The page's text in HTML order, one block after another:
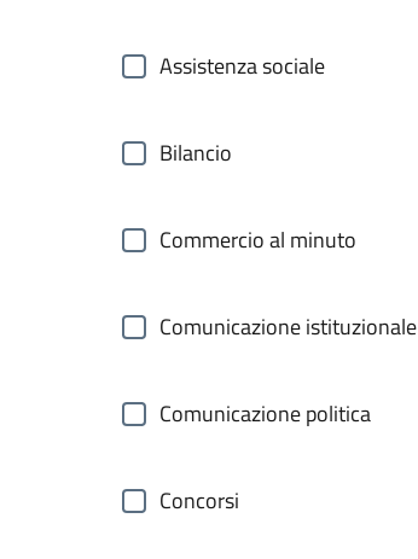
Assistenza sociale
Bilancio
Commercio al minuto
Comunicazione istituzionale
Comunicazione politica
Concorsi